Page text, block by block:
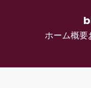
ホーム概要